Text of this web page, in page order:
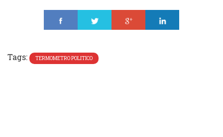
Tags: TERMOMETRO POLITICO